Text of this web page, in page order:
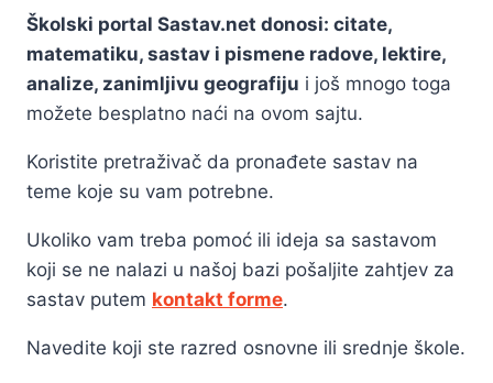
Školski portal Sastav.net donosi: citate,
matematiku, sastav i pismene radove, lektire,
analize, zanimljivu geografiju i još mnogo toga
možete besplatno naći na ovom sajtu.
Koristite pretraživač da pronađete sastav na
teme koje su vam potrebne.
Ukoliko vam treba pomoć ili ideja sa sastavom
koji se ne nalazi u našoj bazi pošaljite zahtjev za
sastav putem kontakt forme.
Navedite koji ste razred osnovne ili srednje škole.